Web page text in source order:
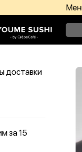
доставки
за 15